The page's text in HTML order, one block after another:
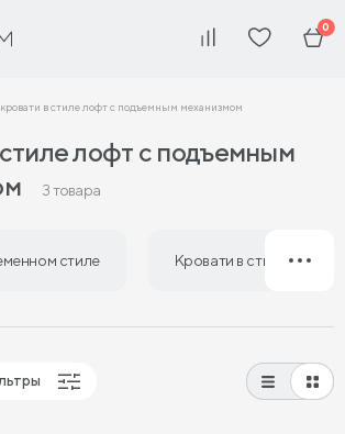
0
кровати в стиле лофт с подъемным механизмом
лофт с подъемным
3 товара
стиле Кровати в стиле лофт